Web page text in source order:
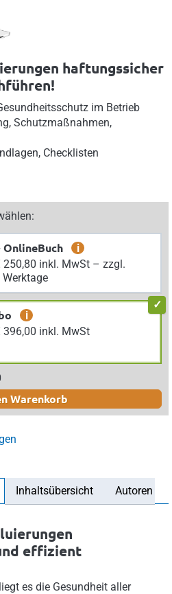
haftungssicher
im Betrieb
Schutzmaßnahmen,
Checklisten
OnlineBuch
i
250,80 inkl. MwSt – zzgl.
Werktage
i
396,00 inkl. MwSt
Warenkorb
Inhaltsübersicht Autoren
effizient
es die Gesundheit aller